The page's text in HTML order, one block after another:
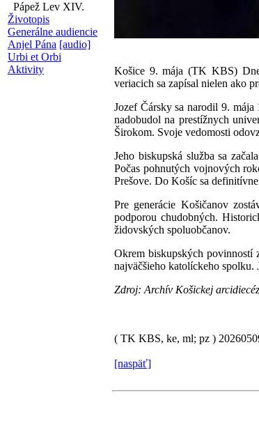
Pápež Lev XIV.
Životopis
Generálne audiencie
Anjel Pána [audio]
Urbi et Orbi
Aktivity
Košice 9. mája (TK KBS)
veriacich sa zapísal nielen ako
Jozef Čársky sa narodil 9.
nadobudol na prestížnych
Širokom. Svoje vedomosti
Jeho biskupská služba sa
Počas pohnutých vojnových
Prešove. Do Košíc sa
Pre generácie Košičanov
podporou chudobných.
židovských spoluobčanov.
Okrem biskupských povinností
najväčšieho katolíckeho
Zdroj: Archív Košickej
( TK KBS, ke, ml; pz )
[naspäť]